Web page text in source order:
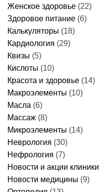
Женское здоровье (22)
Здоровое питание (6)
Калькуляторы (18)
Кардиология (29)
Квизы (5)
Кислоты (10)
Красота и здоровье (14)
Макроэлементы (10)
Масла (6)
Массаж (8)
Микроэлементы (14)
Неврология (30)
Нефрология (7)
Новости и акции клиники
Новости медицины (9)